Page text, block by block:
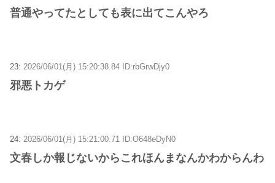
普通やってたとしても表に出てこんやろ
23: 2026/06/01(月) 15:20:38.84 ID:rbGrwDjy0
邪悪トカゲ
24: 2026/06/01(月) 15:21:00.71 ID:O648eDyN0
文春しか報じないからこれほんまなんかわからんわ